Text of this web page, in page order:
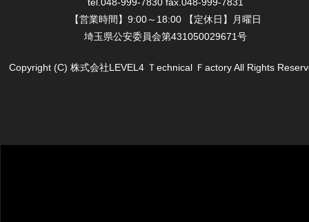
tel.048-999-7830 fax.048-999-7831
【営業時間】9:00～18:00 【定休日】月曜日
埼玉県公安委員会第431050029671号
Copyright (C) 株式会社LEVEL4 Ｔechnical Ｆactory All Rights